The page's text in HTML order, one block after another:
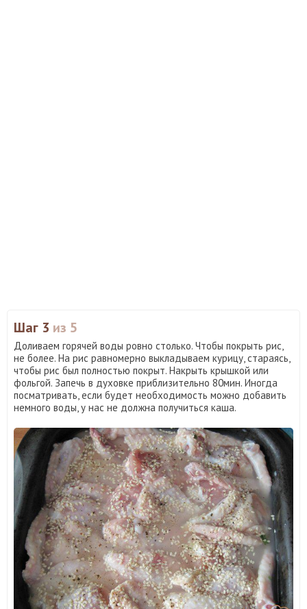
Шаг 3 из 5
Доливаем горячей воды ровно столько. Чтобы покрыть рис,
не более. На рис равномерно выкладываем курицу, стараясь,
чтобы рис был полностью покрыт. Накрыть крышкой или
фольгой. Запечь в духовке приблизительно 80мин. Иногда
посматривать, если будет необходимость можно добавить
немного воды, у нас не должна получиться каша.